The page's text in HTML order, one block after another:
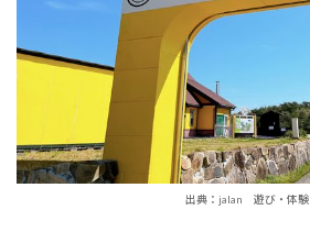
出典：jalan 遊び・体験